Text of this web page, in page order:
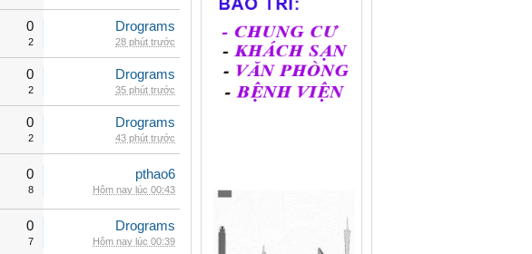
0
2
Drograms
28 phút trước
0
2
Drograms
35 phút trước
0
2
Drograms
43 phút trước
0
8
pthao6
Hôm nay lúc 00:43
0
7
Drograms
Hôm nay lúc 00:39